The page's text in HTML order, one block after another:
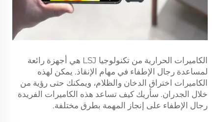
الكاميرات الحرارية من تكنولوجيا LSJ هي أجهزة رائعة
لمساعدة رجال الإطفاء في مهام الإنقاذ. يمكن لهذه
الكاميرات اختراق الدخان والظلام، ويمكنك حتى رؤية من
خلال الجدران. سأريك كيف تساعد هذه الكاميرات الفريدة
رجال الإطفاء على إنجاز المهمة بطرق مختلفة.